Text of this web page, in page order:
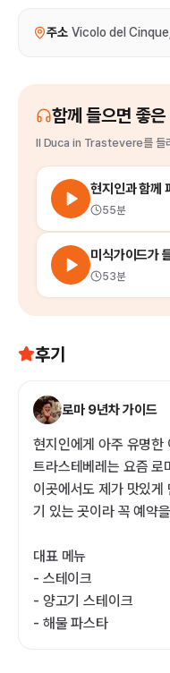
주소 Vicolo del
함께 들으면 좋
Il Duca in Trastevere를 들
현지인과 함께
55분
53분
후기
로마 9년차 가이드
현지인에게 아주 유명한
트라스테베레는 요즘 로
이곳에서도 제가 맛있게
기 있는 곳이라 꼭 예약
대표 메뉴
- 스테이크
- 양고기 스테이크
- 해물 파스타